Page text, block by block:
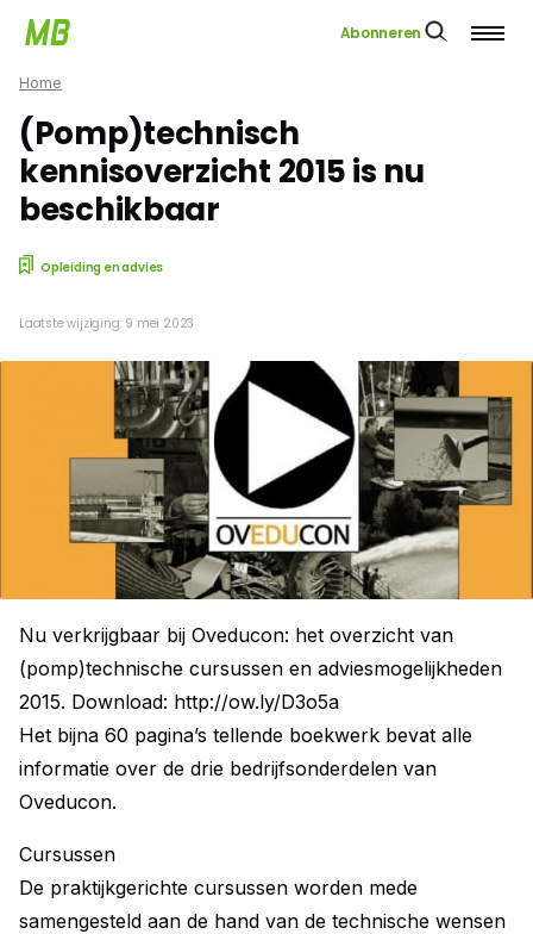
Abonneren
Home
(Pomp)technisch
kennisoverzicht 2015 is nu
beschikbaar
Opleiding en advies
Laatste wijziging: 9 mei 2023
Nu verkrijgbaar bij Oveducon: het overzicht van
(pomp)technische cursussen en adviesmogelijkheden
2015. Download: http://ow.ly/D3o5a
Het bijna 60 pagina’s tellende boekwerk bevat alle
informatie over de drie bedrijfsonderdelen van
Oveducon.
Cursussen
De praktijkgerichte cursussen worden mede
samengesteld aan de hand van de technische wensen